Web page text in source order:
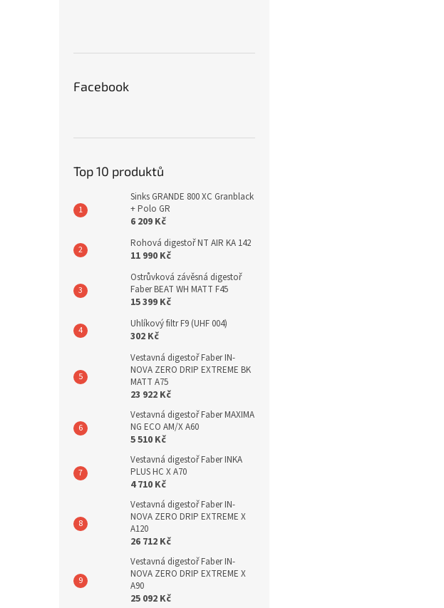
Facebook
Top 10 produktů
Sinks GRANDE 800 XC Granblack
+ Polo GR
6 209 Kč
Rohová digestoř NT AIR KA 142
11 990 Kč
Ostrůvková závěsná digestoř
Faber BEAT WH MATT F45
15 399 Kč
Uhlíkový filtr F9 (UHF 004)
302 Kč
Vestavná digestoř Faber IN-
NOVA ZERO DRIP EXTREME BK
MATT A75
23 922 Kč
Vestavná digestoř Faber MAXIMA
NG ECO AM/X A60
5 510 Kč
Vestavná digestoř Faber INKA
PLUS HC X A70
4 710 Kč
Vestavná digestoř Faber IN-
NOVA ZERO DRIP EXTREME X
A120
26 712 Kč
Vestavná digestoř Faber IN-
NOVA ZERO DRIP EXTREME X
A90
25 092 Kč